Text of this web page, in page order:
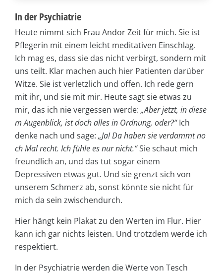
In der Psychiatrie
Heute nimmt sich Frau Andor Zeit für mich. Sie ist
Pflegerin mit einem leicht meditativen Einschlag.
Ich mag es, dass sie das nicht verbirgt, sondern mit
uns teilt. Klar machen auch hier Patienten darüber
Witze. Sie ist verletzlich und offen. Ich rede gern
mit ihr, und sie mit mir. Heute sagt sie etwas zu
mir, das ich nie vergessen werde: „Aber jetzt, in diese
m Augenblick, ist doch alles in Ordnung, oder?“Ich
denke nach und sage: „Ja! Da haben sie verdammt no
ch Mal recht. Ich fühle es nur nicht.“Sie schaut mich
freundlich an, und das tut sogar einem
Depressiven etwas gut. Und sie grenzt sich von
unserem Schmerz ab, sonst könnte sie nicht für
mich da sein zwischendurch.
Hier hängt kein Plakat zu den Werten im Flur. Hier
kann ich gar nichts leisten. Und trotzdem werde ich
respektiert.
In der Psychiatrie werden die Werte von Tesch